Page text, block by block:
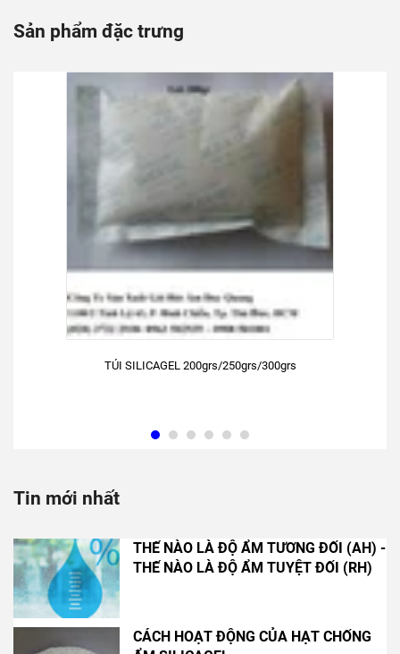
Sản phẩm đặc trưng
TÚI SILICAGEL 200grs/250grs/300grs
Tin mới nhất
THẾ NÀO LÀ ĐỘ ẨM TƯƠNG ĐỐI (AH) -
THẾ NÀO LÀ ĐỘ ẨM TUYỆT ĐỐI (RH)
CÁCH HOẠT ĐỘNG CỦA HẠT CHỐNG